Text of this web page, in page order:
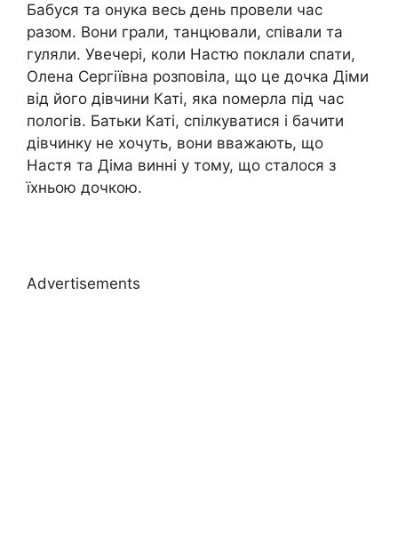
Бабуся та онука весь день провели час
разом. Вони грали, танцювали, співали та
гуляли. Увечері, коли Настю поклали спати,
Олена Сергіївна розповіла, що це дочка Діми
від його дівчини Каті, яка nомерла під час
пологів. Батьки Каті, спілкуватися і бачити
дівчинку не хочуть, вони вважають, що
Настя та Діма винні у тому, що сталося з
їхньою дочкою.
Advertisements